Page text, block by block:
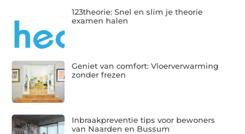
123theorie: Snel en slim je theorie
examen halen
Geniet van comfort: Vloerverwarming
zonder frezen
Inbraakpreventie tips voor bewoners
van Naarden en Bussum